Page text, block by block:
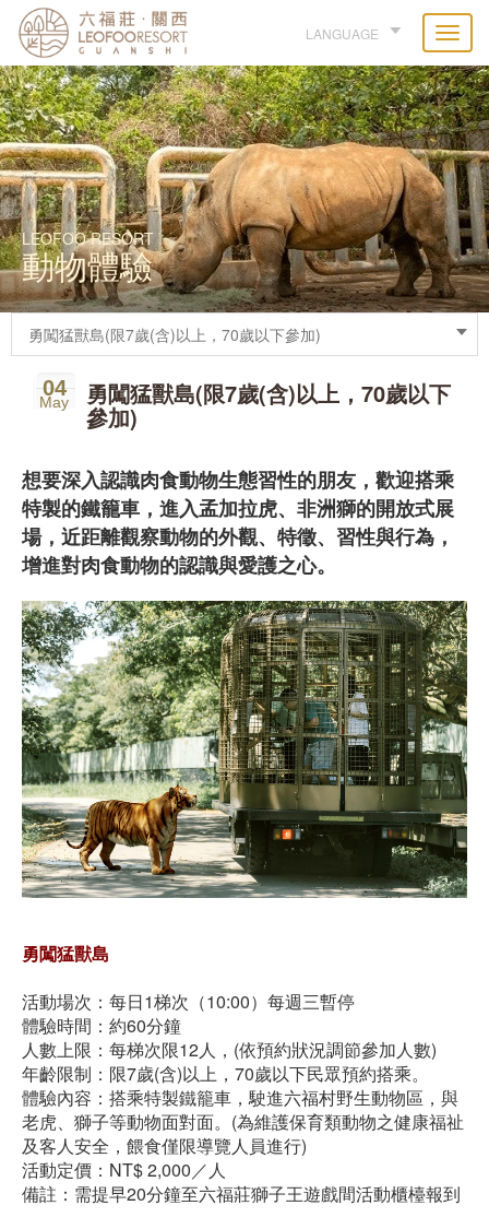
LANGUAGE
LEOFOO RESORT
動物體驗
04
May 勇闖猛獸島(限7歲(含)以上，70歲以下
參加)
想要深入認識肉食動物生態習性的朋友，歡迎搭乘
特製的鐵籠車，進入孟加拉虎、非洲獅的開放式展
場，近距離觀察動物的外觀、特徵、習性與行為，
增進對肉食動物的認識與愛護之心。
勇闖猛獸島
活動場次：每日1梯次（10:00）每週三暫停
體驗時間：約60分鐘
人數上限：每梯次限12人，(依預約狀況調節參加人數)
年齡限制：限7歲(含)以上，70歲以下民眾預約搭乘。
體驗內容：搭乘特製鐵籠車，駛進六福村野生動物區，與
老虎、獅子等動物面對面。(為維護保育類動物之健康福祉
及客人安全，餵食僅限導覽人員進行)
活動定價：NT$ 2,000／人
備註：需提早20分鐘至六福莊獅子王遊戲間活動櫃檯報到